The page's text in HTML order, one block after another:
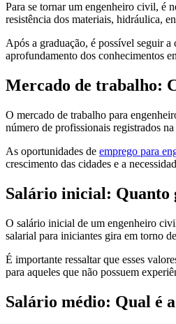
Para se tornar um engenheiro civil, é
resistência dos materiais, hidráulica,
Após a graduação, é possível seguir
aprofundamento dos conhecimentos
Mercado de trabalho:
O mercado de trabalho para
número de profissionais registrados
As oportunidades de emprego para
crescimento das cidades e a
Salário inicial: Quanto
O salário inicial de um engenheiro
salarial para iniciantes gira em torno
É importante ressaltar que esses
para aqueles que não possuem
Salário médio: Qual é